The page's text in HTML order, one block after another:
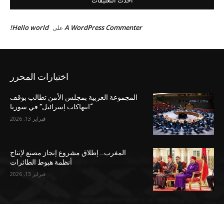
A WordPress Commenter على Hello world!
اختيارات المحرر
المجموعة العربية بمجلس الأمن تطالب بوقف
“انتهاكات إسرائيل” في سوريا
فبراير 13, 2026
المغرب.. إطلاق مشروع إنجاز مصنع لإنتاج
أنظمة هبوط الطائرات
فبراير 13, 2026